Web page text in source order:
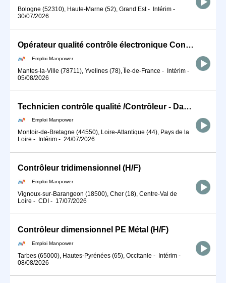
Bologne (52310), Haute-Marne (52), Grand Est- Intérim -
30/07/2026
Opérateur qualité contrôle électronique Contrôleur final (H/F)
Emploi Manpower
Mantes-la-Ville (78711), Yvelines (78), Île-de-France - Intérim -
05/08/2026
Technicien contrôle qualité /Contrôleur - Daher Industrial Service (H/F)
Emploi Manpower
Montoir-de-Bretagne (44550), Loire-Atlantique (44), Pays de la
Loire - Intérim - 24/07/2026
Contrôleur tridimensionnel (H/F)
Emploi Manpower
Vignoux-sur-Barangeon (18500), Cher (18), Centre-Val de
Loire - CDI - 17/07/2026
Contrôleur dimensionnel PE Métal (H/F)
Emploi Manpower
Tarbes (65000), Hautes-Pyrénées (65), Occitanie - Intérim -
08/08/2026